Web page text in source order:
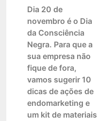
Dia 20 de
novembro é o Dia
da Consciência
Negra. Para que a
sua empresa não
fique de fora,
vamos sugerir 10
dicas de ações de
endomarketing e
um kit de materiais